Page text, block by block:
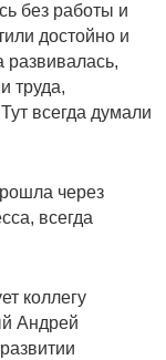
без работы и
достойно и
развивалась,
труда,
всегда думали
через
всегда
коллегу
Андрей